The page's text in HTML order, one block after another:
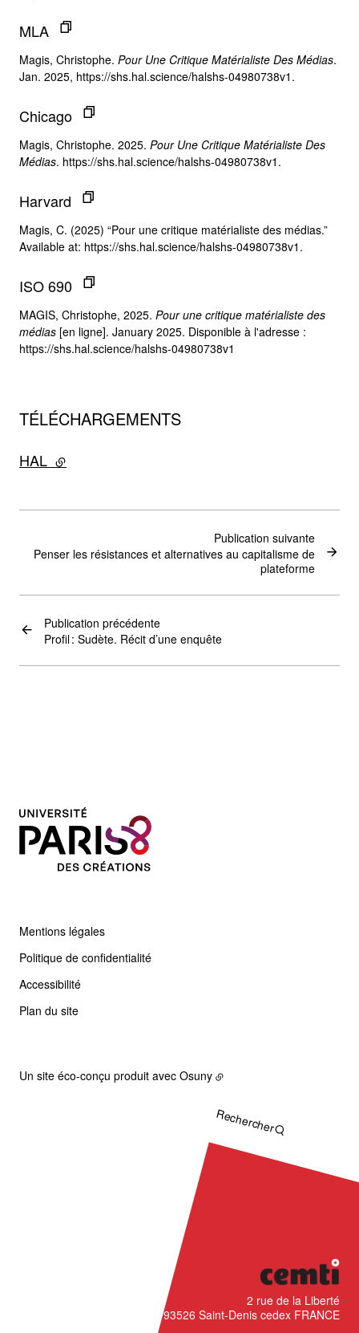
MLA
Magis, Christophe. Pour Une Critique Matérialiste Des Médias.
Jan. 2025, https://shs.hal.science/halshs-04980738v1.
Chicago
Magis, Christophe. 2025. Pour Une Critique Matérialiste Des
Médias. https://shs.hal.science/halshs-04980738v1.
Harvard
Magis, C. (2025) “Pour une critique matérialiste des médias.”
Available at: https://shs.hal.science/halshs-04980738v1.
ISO 690
MAGIS, Christophe, 2025. Pour une critique matérialiste des
médias [en ligne]. January 2025. Disponible à l'adresse :
https://shs.hal.science/halshs-04980738v1
TÉLÉCHARGEMENTS
HAL - lien externe
Publication précédente
Profil : Sudète. Récit d’une enquête
Publication suivante
Penser les résistances et alternatives au capitalisme de
plateforme
CÉMTI
2 rue de la Liberté
93526 Saint-Denis cedex FRANCE
Mentions légales
Politique de confidentialité
Accessibilité
Plan du site
Rechercher
Un site éco-conçu produit avec Osuny